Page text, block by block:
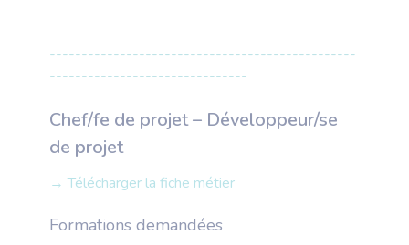
------------------------------------------------
-------------------------------
Chef/fe de projet – Développeur/se
de projet
→ Télécharger la fiche métier
Formations demandées